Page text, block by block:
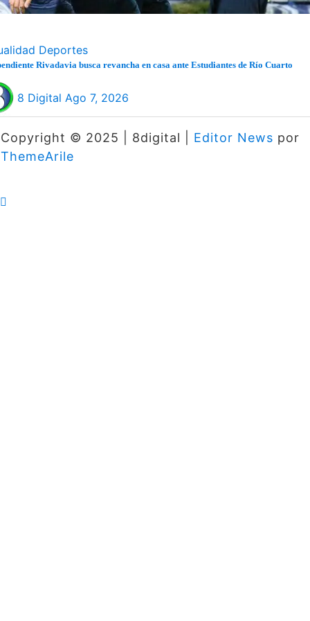
Deportes
Rivadavia busca revancha en casa ante Estudiantes de Río Cuarto
8 Digital Ago 7, 2026
Copyright © 2025 | 8digital Editor News por
ThemeArile